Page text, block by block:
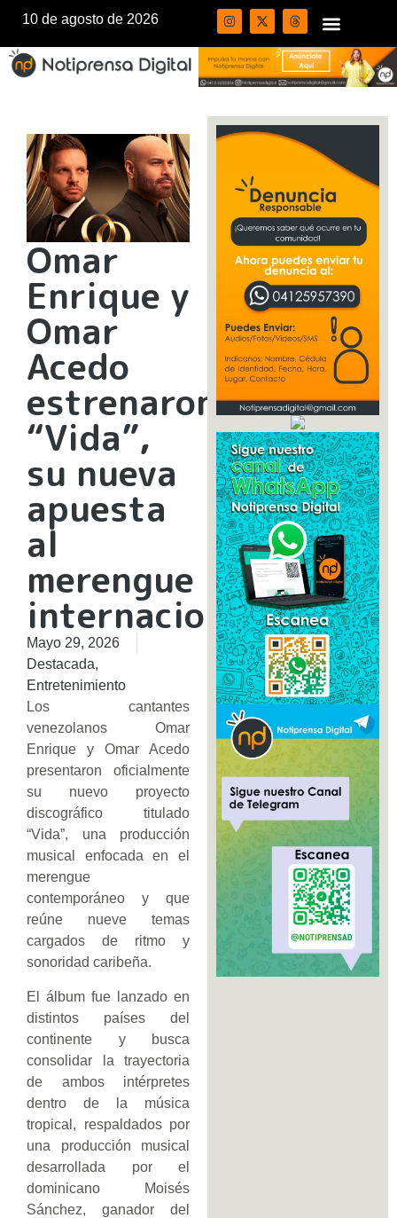
10 de agosto de 2026
Omar
Enrique y
Omar
Acedo
estrenaron
“Vida”,
su nueva
apuesta
al
merengue
internacional
Mayo 29, 2026
Destacada,
Entretenimiento
Los cantantes
venezolanos Omar
Enrique y Omar Acedo
presentaron oficialmente
su nuevo proyecto
discográfico titulado
“Vida”, una producción
musical enfocada en el
merengue
contemporáneo y que
reúne nueve temas
cargados de ritmo y
sonoridad caribeña.
El álbum fue lanzado en
distintos países del
continente y busca
consolidar la trayectoria
de ambos intérpretes
dentro de la música
tropical, respaldados por
una producción musical
desarrollada por el
dominicano Moisés
Sánchez, ganador del